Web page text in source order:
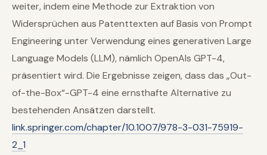
weiter, indem eine Methode zur Extraktion von
Widersprüchen aus Patenttexten auf Basis von Prompt
Engineering unter Verwendung eines generativen Large
Language Models (LLM), nämlich OpenAIs GPT-4,
präsentiert wird. Die Ergebnisse zeigen, dass das „Out-
of-the-Box“-GPT-4 eine ernsthafte Alternative zu
bestehenden Ansätzen darstellt.
link.springer.com/chapter/10.1007/978-3-031-75919-
2_1